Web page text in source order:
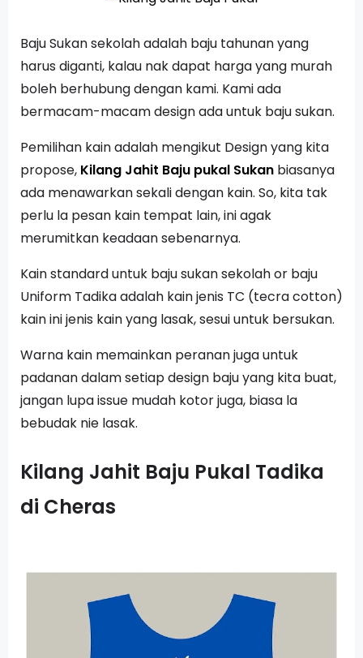
Baju Sukan sekolah adalah baju tahunan yang
harus diganti, kalau nak dapat harga yang murah
boleh berhubung dengan kami. Kami ada
bermacam-macam design ada untuk baju sukan.
Pemilihan kain adalah mengikut Design yang kita
propose, Kilang Jahit Baju pukal Sukan biasanya
ada menawarkan sekali dengan kain. So, kita tak
perlu la pesan kain tempat lain, ini agak
merumitkan keadaan sebenarnya.
Kain standard untuk baju sukan sekolah or baju
Uniform Tadika adalah kain jenis TC (tecra cotton)
kain ini jenis kain yang lasak, sesui untuk bersukan.
Warna kain memainkan peranan juga untuk
padanan dalam setiap design baju yang kita buat,
jangan lupa issue mudah kotor juga, biasa la
bebudak nie lasak.
Kilang Jahit Baju Pukal Tadika
di Cheras